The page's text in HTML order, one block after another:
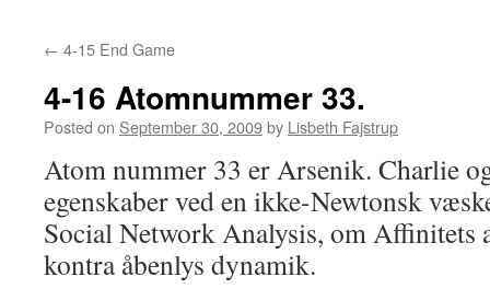
← 4-15 End Game
4-16 Atomnummer 33.
Posted on September 30, 2009by Lisbeth Fajstrup
Atom nummer 33 er Arsenik. Charlie
egenskaber ved en ikke-Newtonsk
Social Network Analysis, om Affinitets
kontra åbenlys dynamik.